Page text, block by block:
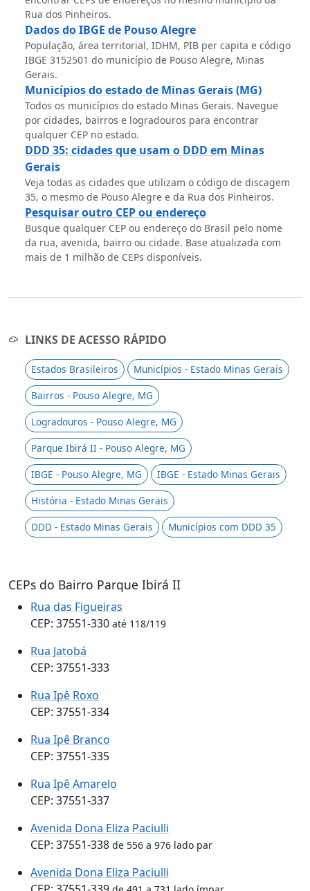
Rua dos Pinheiros.
Dados do IBGE de Pouso Alegre
População, área territorial, IDHM, PIB per capita e código
IBGE 3152501 do município de Pouso Alegre, Minas
Gerais.
Municípios do estado de Minas Gerais (MG)
Todos os municípios do estado Minas Gerais. Navegue
por cidades, bairros e logradouros para encontrar
qualquer CEP no estado.
DDD 35: cidades que usam o DDD em Minas
Gerais
Veja todas as cidades que utilizam o código de discagem
35, o mesmo de Pouso Alegre e da Rua dos Pinheiros.
Pesquisar outro CEP ou endereço
Busque qualquer CEP ou endereço do Brasil pelo nome
da rua, avenida, bairro ou cidade. Base atualizada com
mais de 1 milhão de CEPs disponíveis.
LINKS DE ACESSO RÁPIDO
Estados Brasileiros
Municípios - Estado Minas Gerais
Bairros - Pouso Alegre, MG
Logradouros - Pouso Alegre, MG
Parque Ibirá II - Pouso Alegre, MG
IBGE - Pouso Alegre, MG
IBGE - Estado Minas Gerais
História - Estado Minas Gerais
DDD - Estado Minas Gerais
Municípios com DDD 35
CEPs do Bairro Parque Ibirá II
Rua das Figueiras
CEP: 37551-330 até 118/119
Rua Jatobá
CEP: 37551-333
Rua Ipê Roxo
CEP: 37551-334
Rua Ipê Branco
CEP: 37551-335
Rua Ipê Amarelo
CEP: 37551-337
Avenida Dona Eliza Paciulli
CEP: 37551-338 de 556 a 976 lado par
Avenida Dona Eliza Paciulli